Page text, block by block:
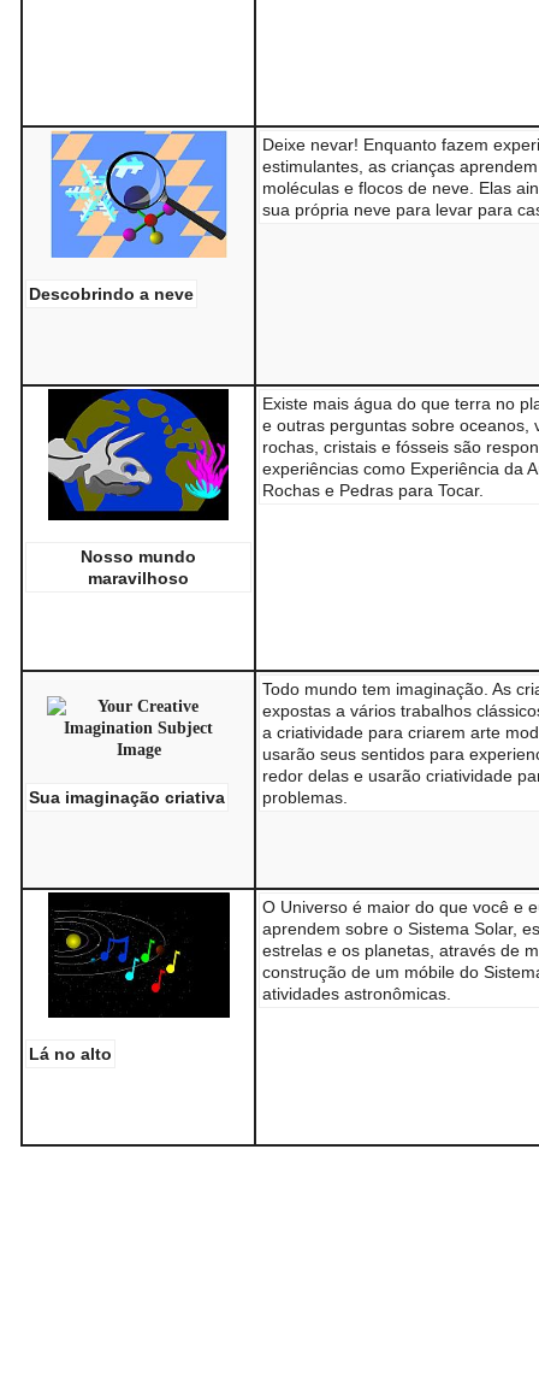
Descobrindo a neve
Deixe nevar! Enquanto fazem
estimulantes, as crianças
moléculas e flocos de neve. Elas
sua própria neve para levar para
Nosso mundo
maravilhoso
Existe mais água do que terra no
e outras perguntas sobre oceanos,
rochas, cristais e fósseis são
experiências como Experiência da
Rochas e Pedras para Tocar.
Sua imaginação criativa
Todo mundo tem imaginação. As
expostas a vários trabalhos
a criatividade para criarem arte
usarão seus sentidos para
redor delas e usarão criatividade
problemas.
Lá no alto
O Universo é maior do que você e
aprendem sobre o Sistema Solar,
estrelas e os planetas, através de
construção de um móbile do
atividades astronômicas.